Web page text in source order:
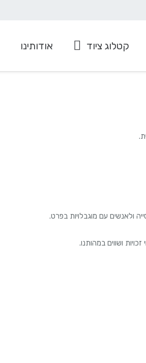
קטלוג ציוד אודותינו
ולאנשים עם מוגבלויות בפרט.
ושווים במהותנו.